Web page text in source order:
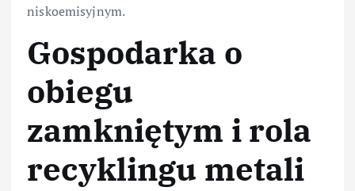
niskoemisyjnym.
Gospodarka o
obiegu
zamkniętym i rola
recyklingu metali